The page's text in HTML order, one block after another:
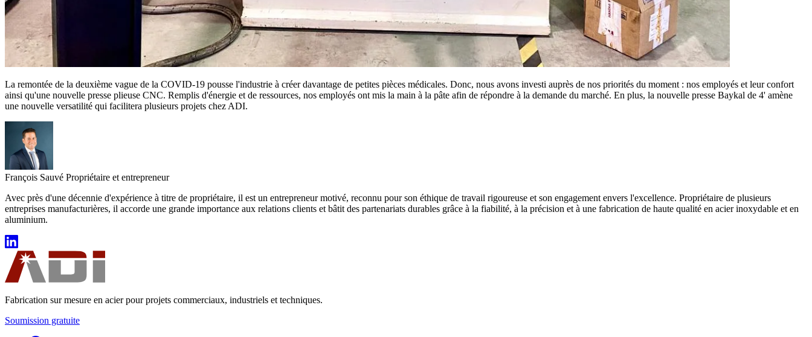
La remontée de la deuxième vague de la COVID-19 pousse l'industrie à créer davantage de petites pièces médicales. Donc, nous avons investi auprès de nos priorités du moment : nos employés et leur confort
ainsi qu'une nouvelle presse plieuse CNC. Remplis d'énergie et de ressources, nos employés ont mis la main à la pâte afin de répondre à la demande du marché. En plus, la nouvelle presse Baykal de 4' amène
une nouvelle versatilité qui facilitera plusieurs projets chez ADI.
François Sauvé Propriétaire et entrepreneur
Avec près d'une décennie d'expérience à titre de propriétaire, il est un entrepreneur motivé, reconnu pour son éthique de travail rigoureuse et son engagement envers l'excellence. Propriétaire de plusieurs
entreprises manufacturières, il accorde une grande importance aux relations clients et bâtit des partenariats durables grâce à la fiabilité, à la précision et à une fabrication de haute qualité en acier inoxydable et en
aluminium.
Fabrication sur mesure en acier pour projets commerciaux, industriels et techniques.
Soumission gratuite